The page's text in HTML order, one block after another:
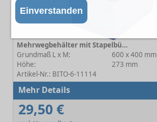
Einverstanden
Mehrwegbehälter mit Stapelbügel MB-SB C0402-0027
Grundmaß L x M:
600 x 400 mm
Höhe:
273 mm
Artikel-Nr.: BITO-6-11114
Mehr Details
29,50 €